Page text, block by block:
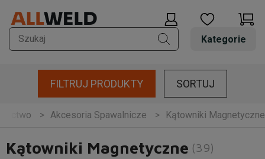
Kategorie
FILTRUJ PRODUKTY SORTUJ
Akcesoria Spawalnicze Kątowniki Magnetyczne
Kątowniki Magnetyczne (39)